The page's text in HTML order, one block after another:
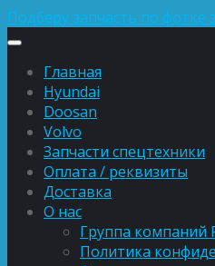
Подберу запчасть по фотке
Главная
Hyundai
Doosan
Volvo
Запчасти спецтехники
Оплата / реквизиты
Доставка
О нас
Группа компаний
Политика